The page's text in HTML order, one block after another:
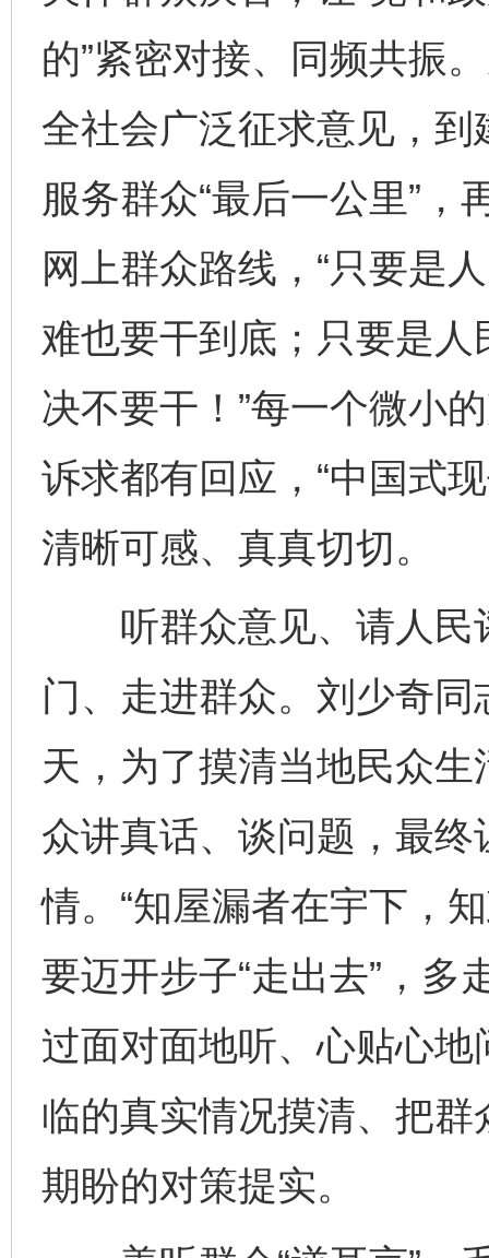
的”紧密对接、同频共振
全社会广泛征求意见，到
服务群众“最后一公里”
网上群众路线，“只要是
难也要干到底；只要是
决不要干！”每一个微小
诉求都有回应，“中国式
清晰可感、真真切切。
听群众意见、请人民
门、走进群众。刘少奇
天，为了摸清当地民众
众讲真话、谈问题，最
情。“知屋漏者在宇下，
要迈开步子“走出去”，多
过面对面地听、心贴心
临的真实情况摸清、把
期盼的对策提实。